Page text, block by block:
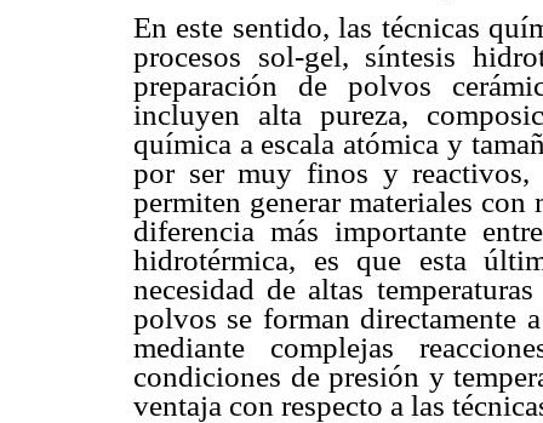
En este sentido, las técnicas
procesos sol-gel, síntesis
preparación de polvos
incluyen alta pureza,
química a escala atómica y
por ser muy finos y
permiten generar materiales
diferencia más importante
hidrotérmica, es que esta
necesidad de altas
polvos se forman directamente
mediante complejas
condiciones de presión y
ventaja con respecto a las